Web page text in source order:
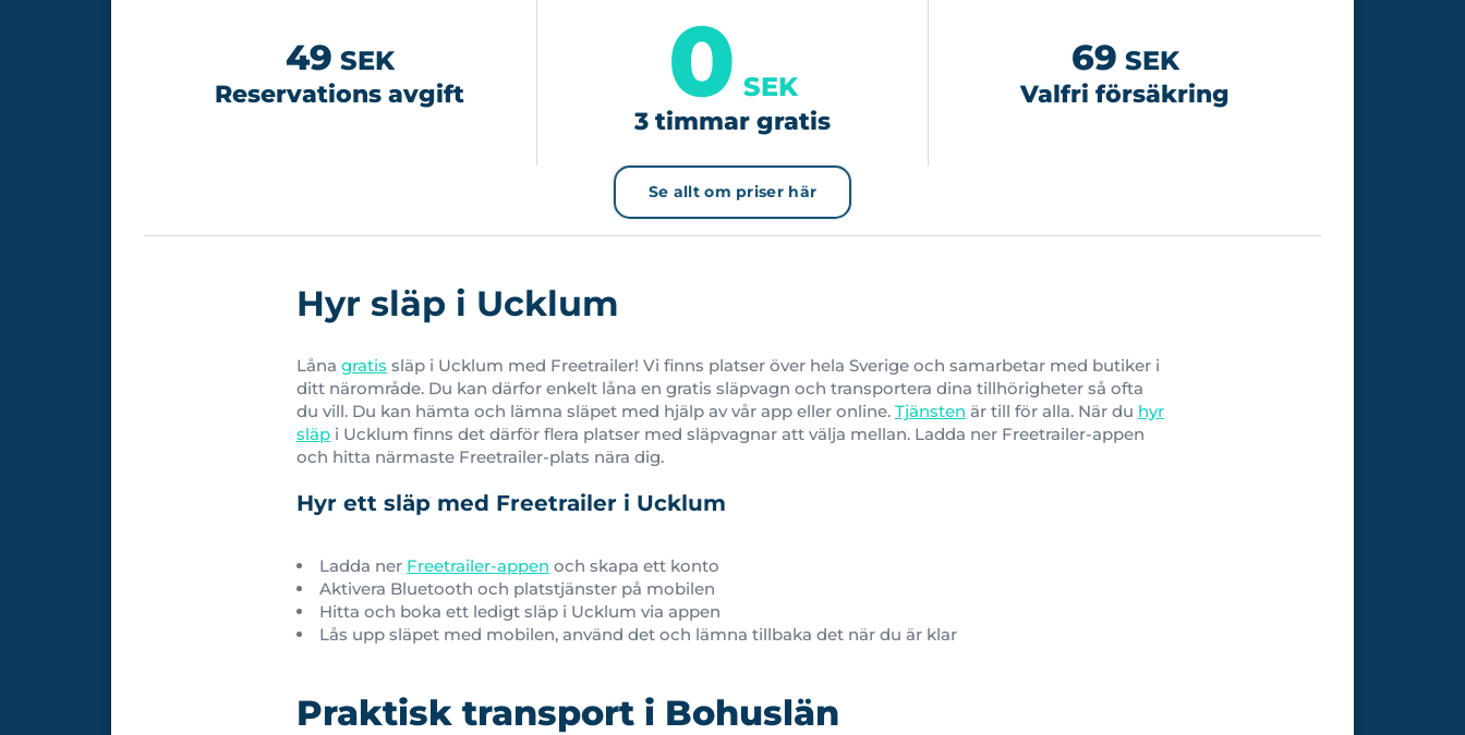
49 SEK
Reservations avgift 0 SEK
3 timmar gratis
69 SEK
Valfri försäkring
Se allt om priser här
Hyr släp i Ucklum
Låna gratis släp i Ucklum med Freetrailer! Vi finns platser över hela Sverige och samarbetar med butiker i
ditt närområde. Du kan därfor enkelt låna en gratis släpvagn och transportera dina tillhörigheter så ofta
du vill. Du kan hämta och lämna släpet med hjälp av vår app eller online. Tjänsten är till för alla. När du hyr
släp i Ucklum finns det därför flera platser med släpvagnar att välja mellan. Ladda ner Freetrailer-appen
och hitta närmaste Freetrailer-plats nära dig.
Hyr ett släp med Freetrailer i Ucklum
Ladda ner Freetrailer-appen och skapa ett konto
Aktivera Bluetooth och platstjänster på mobilen
Hitta och boka ett ledigt släp i Ucklum via appen
Lås upp släpet med mobilen, använd det och lämna tillbaka det när du är klar
Praktisk transport i Bohuslän